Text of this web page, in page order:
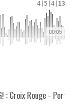
4 5 4 13
00:05
: Croix Rouge -